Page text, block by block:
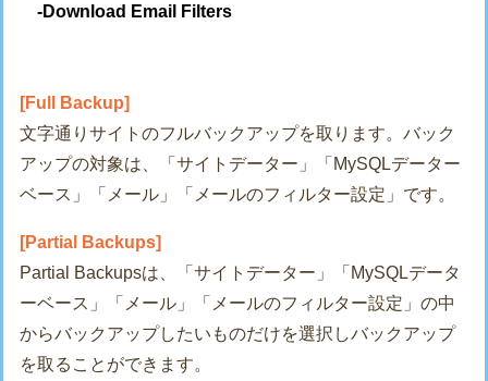
-Download Email Filters
[Full Backup]
文字通りサイトのフルバックアップを取ります。バック
アップの対象は、「サイトデーター」「MySQLデーター
ベース」「メール」「メールのフィルター設定」です。
[Partial Backups]
Partial Backupsは、「サイトデーター」「MySQLデータ
ーベース」「メール」「メールのフィルター設定」の中
からバックアップしたいものだけを選択しバックアップ
を取ることができます。